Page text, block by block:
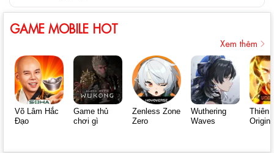
GAME MOBILE HOT
Xem thêm
Võ Lâm Hắc
Đạo
Game thủ
chơi gì
Zenless Zone
Zero
Wuthering
Waves
Thiên
Origin